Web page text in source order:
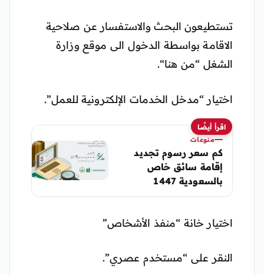
تستطيعون البحث والاستفسار عن صلاحية
الاقامة بواسطة الدخول الى موقع وزارة
الشغل “من هنا“.
اختيار “مدخل الخدمات الإلكترونية للعمل”.
اقرأ أيضًا
منوعات
كم سعر رسوم تجديد
إقامة سائق خاص
بالسعودية 1447
اختيار خانة “منفذ الأشخاص”
النقر على “مستخدم عصري”.